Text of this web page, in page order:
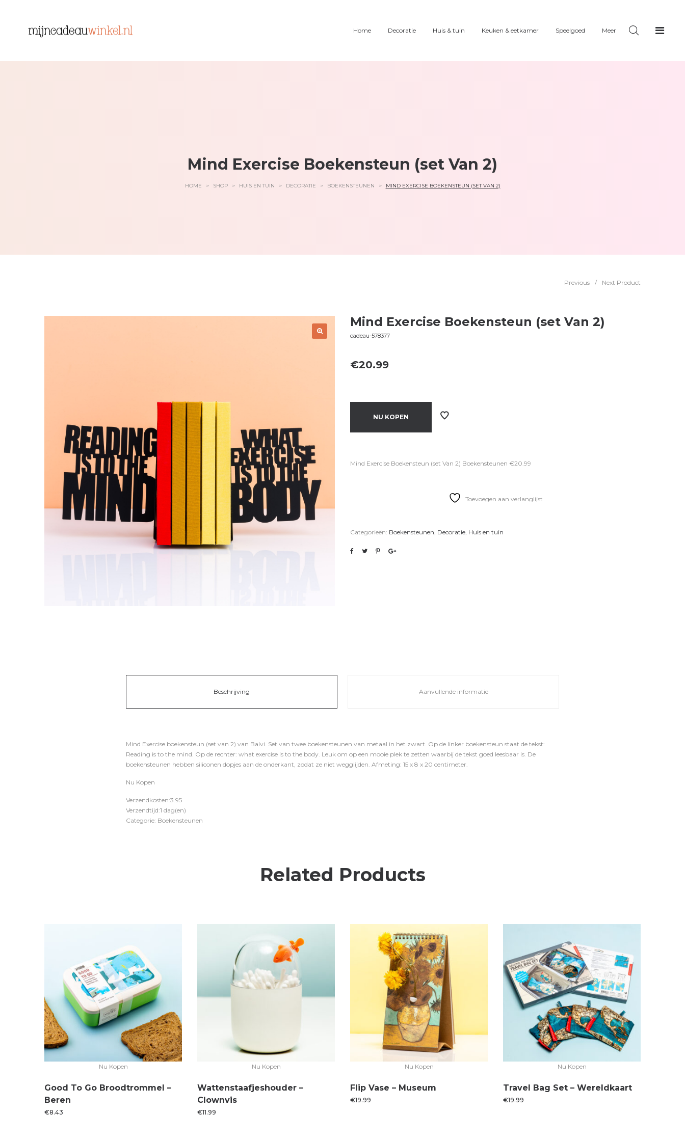
Home Decoratie Huis & tuin Keuken & eetkamer Speelgoed Meer
Mind Exercise Boekensteun (set Van 2)
HOME > SHOP > HUIS EN TUIN > DECORATIE > BOEKENSTEUNEN > MIND EXERCISE BOEKENSTEUN (SET VAN 2)
Previous / Next Product
Mind Exercise Boekensteun (set Van 2)
cadeau-578377
€20.99
NU KOPEN
Mind Exercise Boekensteun (set Van 2) Boekensteunen €20.99
Toevoegen aan verlanglijst
Categorieën: Boekensteunen, Decoratie, Huis en tuin
Beschrijving Aanvullende informatie
Mind Exercise boekensteun (set van 2) van Balvi. Set van twee boekensteunen van metaal in het zwart. Op de linker boekensteun staat de tekst:
Reading is to the mind. Op de rechter: what exercise is to the body. Leuk om op een mooie plek te zetten waarbij de tekst goed leesbaar is. De
boekensteunen hebben siliconen dopjes aan de onderkant, zodat ze niet wegglijden. Afmeting: 15 x 8 x 20 centimeter.
Nu Kopen
Verzendkosten:3.95
Verzendtijd:1 dag(en)
Categorie: Boekensteunen
Related Products
Nu Kopen
Good To Go Broodtrommel –
Beren
€8.43
Nu Kopen
Wattenstaafjeshouder –
Clownvis
€11.99
Nu Kopen
Flip Vase – Museum
€19.99
Nu Kopen
Travel Bag Set – Wereldkaart
€19.99